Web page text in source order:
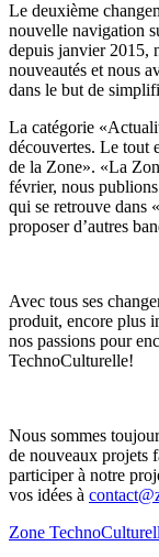
Le deuxième
nouvelle navigation
depuis janvier 2015,
nouveautés et nous
dans le but de
La catégorie
découvertes. Le tout
de la Zone». «La
février, nous
qui se retrouve dans
proposer d’autres
Avec tous ses
produit, encore plus
nos passions pour
TechnoCulturelle!
Nous sommes
de nouveaux projets
participer à notre
vos idées à
Zone